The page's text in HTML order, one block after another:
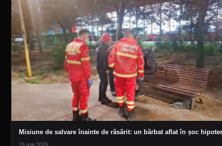
Misiune de salvare înainte de răsărit: un bărbat aflat în șoc
15 mai 2025